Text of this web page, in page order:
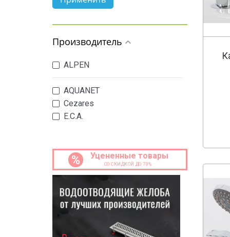
Производитель
ALPEN
AQUANET
Cezares
E.C.A.
Gessi
Gattoni
KOLPA SAN
Kludi
Tres
% Уцененные товары
СО СКИДКОЙ ДО 70%